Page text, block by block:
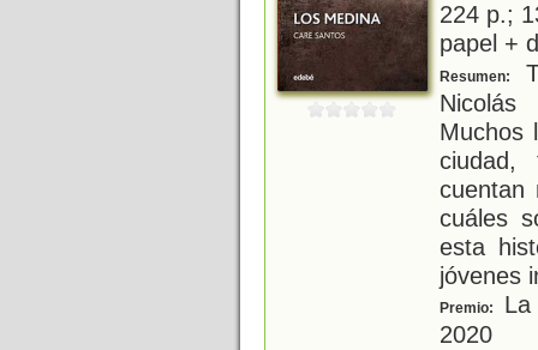
224 p.;
papel +
Resumen:
Muchos
cuentan
cuáles
esta
jóvenes
Premio:
La
2020